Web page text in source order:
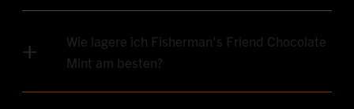
Wie lagere ich Fisherman’s Friend Chocolate
Mint am besten?